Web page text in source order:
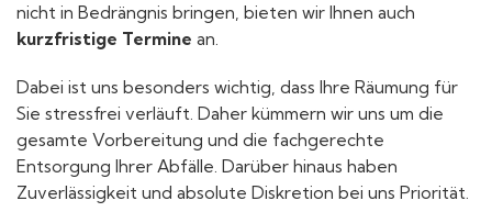
nicht in Bedrängnis bringen, bieten wir Ihnen auch
kurzfristige Termine an.
Dabei ist uns besonders wichtig, dass Ihre Räumung für
Sie stressfrei verläuft. Daher kümmern wir uns um die
gesamte Vorbereitung und die fachgerechte
Entsorgung Ihrer Abfälle. Darüber hinaus haben
Zuverlässigkeit und absolute Diskretion bei uns Priorität.